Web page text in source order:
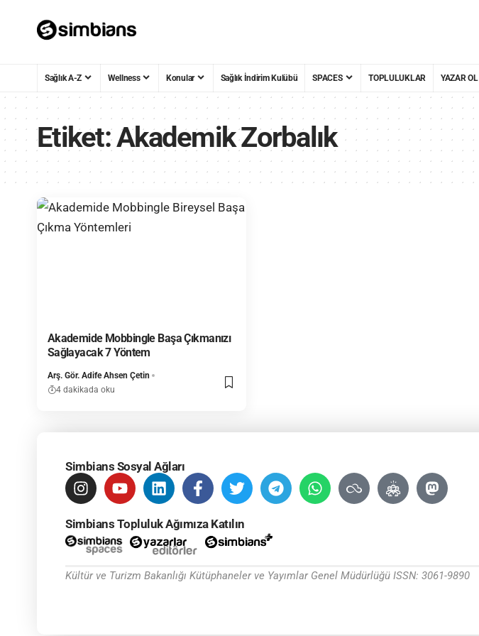
Sağlık A-Z Wellness Konular Sağlık İndirim Kulübü SPACES TOPLULUKLAR YAZAR OL
Etiket:Akademik Zorbalık
Akademide Mobbingle Başa Çıkmanızı
Sağlayacak 7 Yöntem
Arş. Gör. Adife Ahsen Çetin
4 dakikada oku
Simbians Sosyal Ağları
Simbians Topluluk Ağımıza Katılın
Kültür ve Turizm Bakanlığı Kütüphaneler ve Yayımlar Genel Müdürlüğü ISSN: 3061-9890